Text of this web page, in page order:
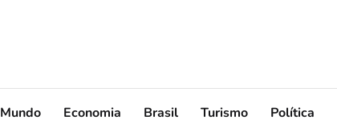
Mundo Economia Brasil Turismo Política